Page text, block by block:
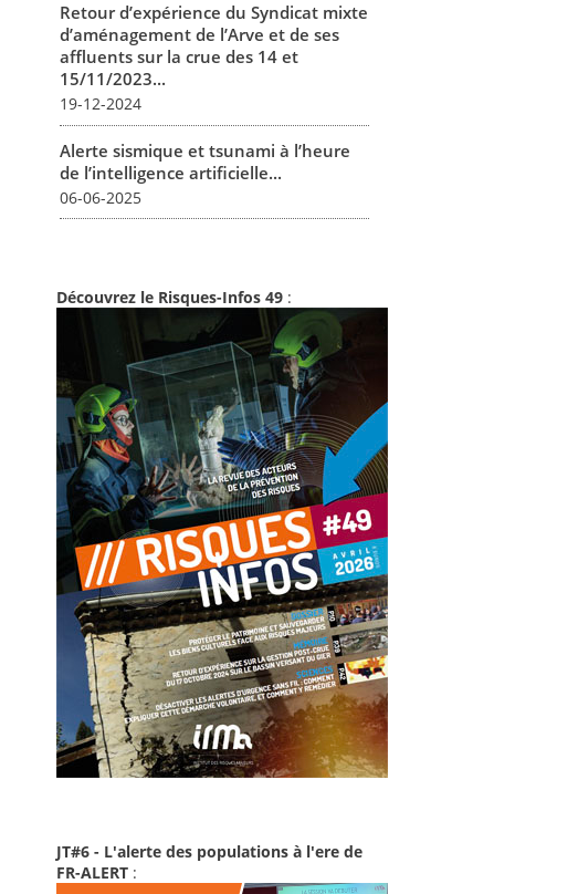
Retour d’expérience du Syndicat mixte
d’aménagement de l’Arve et de ses
affluents sur la crue des 14 et
15/11/2023...
19-12-2024
Alerte sismique et tsunami à l’heure
de l’intelligence artificielle...
06-06-2025
Découvrez le Risques-Infos 49 :
JT#6 - L'alerte des populations à l'ere de
FR-ALERT :